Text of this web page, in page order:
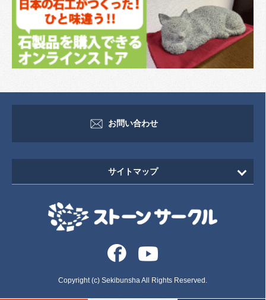
お問い合わせ
サイトマップ
HOME
新着情報
イベント・セミナー情報
Copyright (c) Sekibunsha All Rights Reserved.